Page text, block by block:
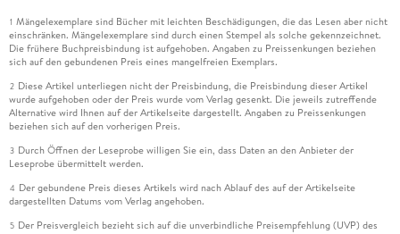
1 Mängelexemplare sind Bücher mit leichten Beschädigungen, die das Lesen aber nicht
einschränken. Mängelexemplare sind durch einen Stempel als solche gekennzeichnet.
Die frühere Buchpreisbindung ist aufgehoben. Angaben zu Preissenkungen beziehen
sich auf den gebundenen Preis eines mangelfreien Exemplars.
2 Diese Artikel unterliegen nicht der Preisbindung, die Preisbindung dieser Artikel
wurde aufgehoben oder der Preis wurde vom Verlag gesenkt. Die jeweils zutreffende
Alternative wird Ihnen auf der Artikelseite dargestellt. Angaben zu Preissenkungen
beziehen sich auf den vorherigen Preis.
3 Durch Öffnen der Leseprobe willigen Sie ein, dass Daten an den Anbieter der
Leseprobe übermittelt werden.
4 Der gebundene Preis dieses Artikels wird nach Ablauf des auf der Artikelseite
dargestellten Datums vom Verlag angehoben.
5 Der Preisvergleich bezieht sich auf die unverbindliche Preisempfehlung (UVP) des